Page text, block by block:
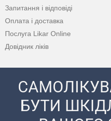
Запитання і відповіді
Оплата і доставка
Послуга Likar Online
Довідник ліків
БУТИ